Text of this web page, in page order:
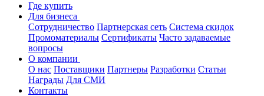
Где купить
Для бизнеса
Сотрудничество Партнерская сеть Система скидок
Промоматериалы Сертификаты Часто задаваемые
вопросы
О компании
О нас Поставщики Партнеры Разработки Статьи
Награды Для СМИ
Контакты